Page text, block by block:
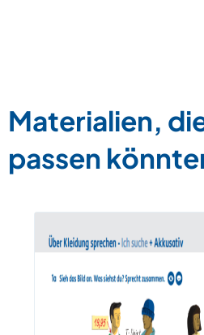
Materialien,
passen